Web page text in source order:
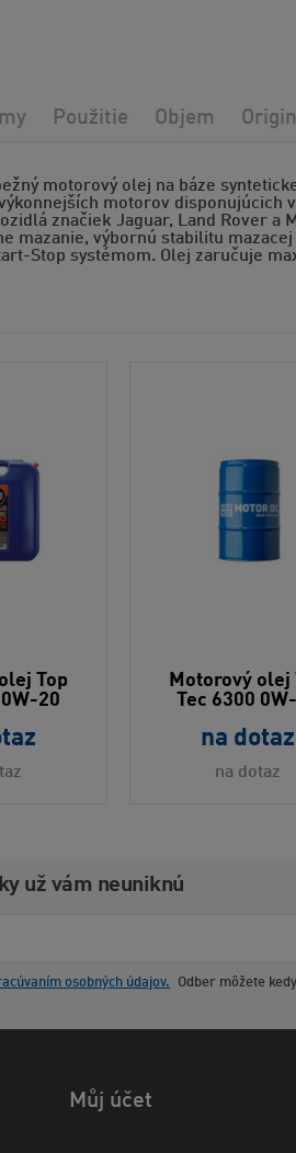
motorový olej na báze
motorov disponujúcich
značiek Jaguar, Land Rover
mazanie, výbornú stabilitu
Stop systémom. Olej zaručuje
Použitie Objem
Top
20
Motorový olej
Tec 6300
na dotaz
na dotaz
už vám neuniknú
osobných údajov. Odber môžete
Můj účet